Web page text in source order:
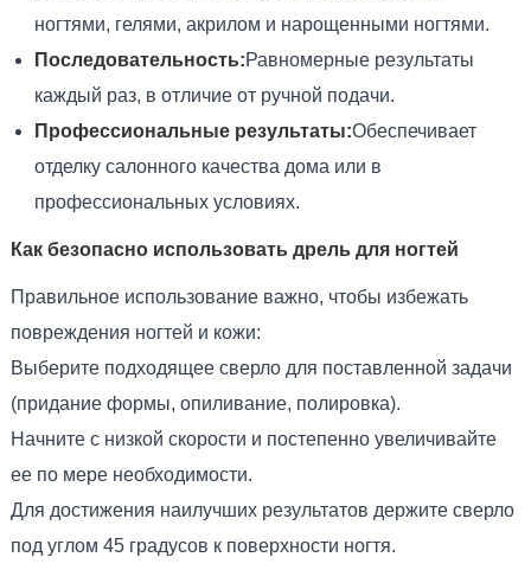
ногтями, гелями, акрилом и нарощенными ногтями.
Последовательность:Равномерные результаты
каждый раз, в отличие от ручной подачи.
Профессиональные результаты:Обеспечивает
отделку салонного качества дома или в
профессиональных условиях.
Как безопасно использовать дрель для ногтей
Правильное использование важно, чтобы избежать
повреждения ногтей и кожи:
Выберите подходящее сверло для поставленной задачи
(придание формы, опиливание, полировка).
Начните с низкой скорости и постепенно увеличивайте
ее по мере необходимости.
Для достижения наилучших результатов держите сверло
под углом 45 градусов к поверхности ногтя.